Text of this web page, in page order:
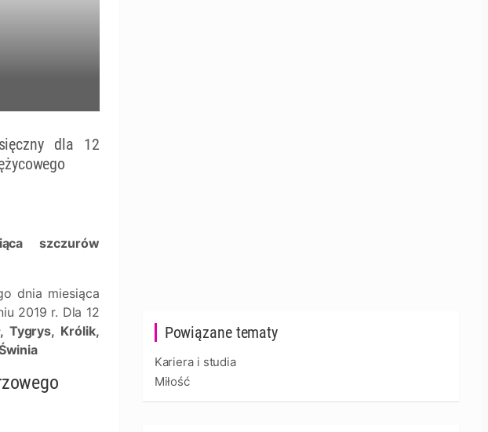
dla 12
szczurów
dnia miesiąca
2019 r. Dla 12
Tygrys, Królik,
Powiązane tematy
Kariera i studia
Miłość